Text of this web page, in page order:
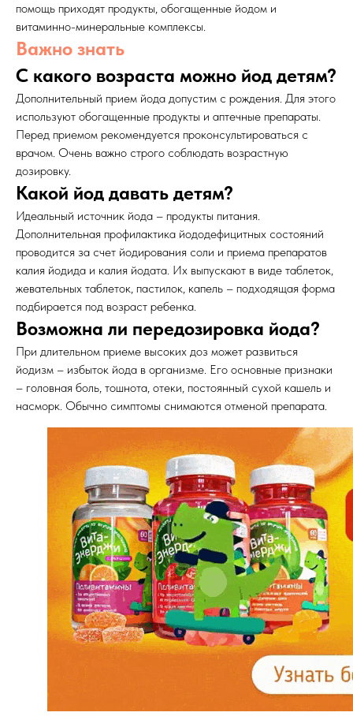
помощь приходят продукты, обогащенные йодом и
витаминно-минеральные комплексы.
Важно знать
С какого возраста можно йод детям?
Дополнительный прием йода допустим с рождения. Для этого
используют обогащенные продукты и аптечные препараты.
Перед приемом рекомендуется проконсультироваться с
врачом. Очень важно строго соблюдать возрастную
дозировку.
Какой йод давать детям?
Идеальный источник йода – продукты питания.
Дополнительная профилактика йододефицитных состояний
проводится за счет йодирования соли и приема препаратов
калия йодида и калия йодата. Их выпускают в виде таблеток,
жевательных таблеток, пастилок, капель – подходящая форма
подбирается под возраст ребенка.
Возможна ли передозировка йода?
При длительном приеме высоких доз может развиться
йодизм – избыток йода в организме. Его основные признаки
– головная боль, тошнота, отеки, постоянный сухой кашель и
насморк. Обычно симптомы снимаются отменой препарата.